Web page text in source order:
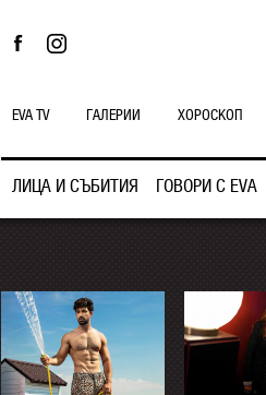
ЛИЦА И СЪБИТИЯ ГОВОРИ С EVA
EVA TV ГАЛЕРИИ ХОРОСКОП